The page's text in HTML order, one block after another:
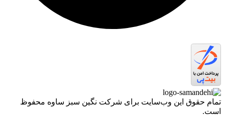
تمام حقوق اين وب‌سايت برای شرکت نگین سبز ساوه محفوظ
است.